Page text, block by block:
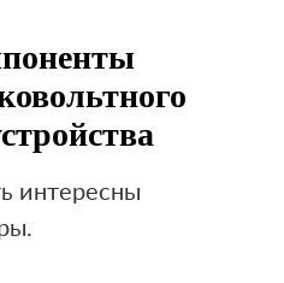
интересны